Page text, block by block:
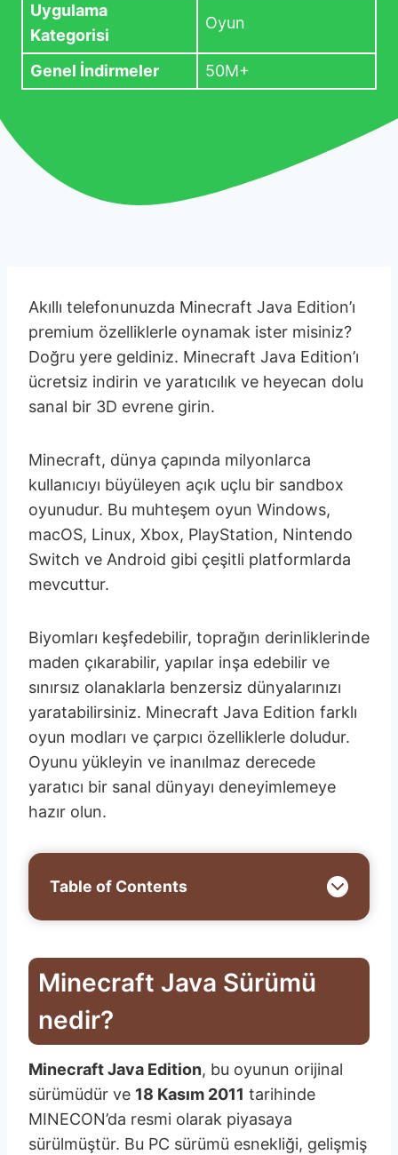
Uygulama
Kategorisi
Oyun
Genel İndirmeler 50M+
Akıllı telefonunuzda Minecraft Java Edition’ı
premium özelliklerle oynamak ister misiniz?
Doğru yere geldiniz. Minecraft Java Edition’ı
ücretsiz indirin ve yaratıcılık ve heyecan dolu
sanal bir 3D evrene girin.
Minecraft, dünya çapında milyonlarca
kullanıcıyı büyüleyen açık uçlu bir sandbox
oyunudur. Bu muhteşem oyun Windows,
macOS, Linux, Xbox, PlayStation, Nintendo
Switch ve Android gibi çeşitli platformlarda
mevcuttur.
Biyomları keşfedebilir, toprağın derinliklerinde
maden çıkarabilir, yapılar inşa edebilir ve
sınırsız olanaklarla benzersiz dünyalarınızı
yaratabilirsiniz. Minecraft Java Edition farklı
oyun modları ve çarpıcı özelliklerle doludur.
Oyunu yükleyin ve inanılmaz derecede
yaratıcı bir sanal dünyayı deneyimlemeye
hazır olun.
Table of Contents
Minecraft Java Sürümü
nedir?
Minecraft Java Edition, bu oyunun orijinal
sürümüdür ve 18 Kasım 2011 tarihinde
MINECON’da resmi olarak piyasaya
sürülmüştür. Bu PC sürümü esnekliği, gelişmiş